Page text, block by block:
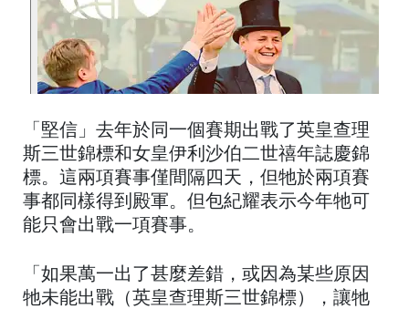
「堅信」去年於同一個賽期出戰了英皇查理
斯三世錦標和女皇伊利沙伯二世禧年誌慶錦
標。這兩項賽事僅間隔四天，但牠於兩項賽
事都同樣得到殿軍。但包紀耀表示今年牠可
能只會出戰一項賽事。
「如果萬一出了甚麼差錯，或因為某些原因
牠未能出戰（英皇查理斯三世錦標），讓牠